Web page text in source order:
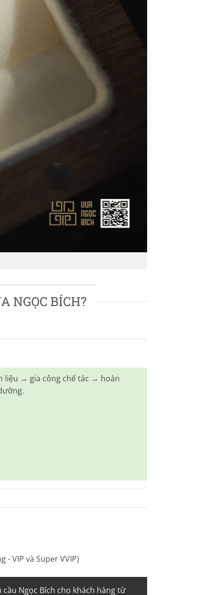
NGỌC BÍCH?
liệu → gia công chế tác → hoàn
VIP và Super VVIP)
Ngọc Bích cho khách hàng từ